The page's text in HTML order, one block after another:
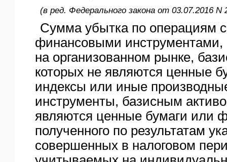
(в ред. Федерального закона от 03.07.2016 N
Сумма убытка по операциям
финансовыми
на организованном рынке,
которых не являются ценные
индексы или иные
инструменты, базисным
являются ценные бумаги или
полученного по результатам
совершенных в налоговом